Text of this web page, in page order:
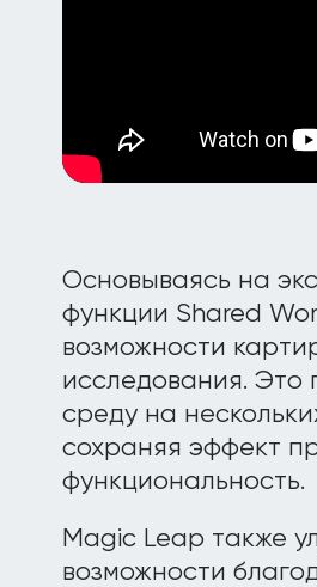
Основываясь на
функции Shared
возможности
исследования.
среду на
сохраняя эффект
функциональность.
Magic Leap также
возможности